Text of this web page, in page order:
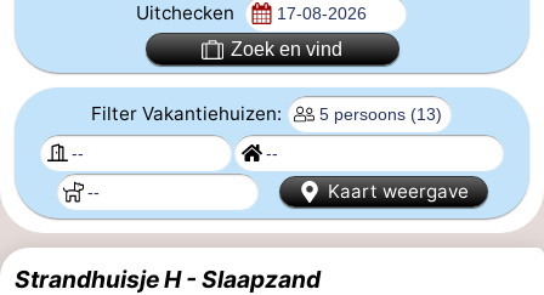
Webcam
Strand
Overnachten
Appartementen
-
Park
-
Uitchecken
Zoek en vind
Filter Vakantiehuizen:
Kaart weergave
Strandhuisje H - Slaapzand